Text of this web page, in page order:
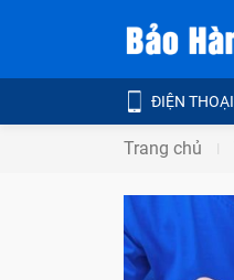
ĐIỆN THOẠI
Trang chủ